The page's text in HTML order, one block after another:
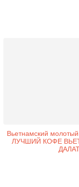
Вьетнамский
ЛУЧШИЙ КОФЕ